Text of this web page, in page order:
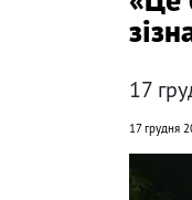
17
17 грудня